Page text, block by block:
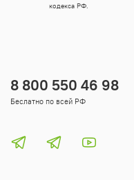
8 800 550 46 98
Беслатно по всей РФ
кодекса РФ.